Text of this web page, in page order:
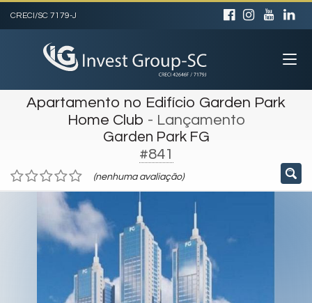
CRECI/SC 7179-J
Apartamento no Edifício Garden Park
Home Club - Lançamento
Garden Park FG
#841
(nenhuma avaliação)